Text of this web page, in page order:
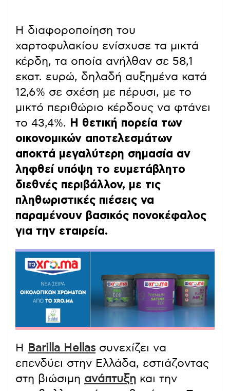
Η διαφοροποίηση του
χαρτοφυλακίου ενίσχυσε τα μικτά
κέρδη, τα οποία ανήλθαν σε 58,1
εκατ. ευρώ, δηλαδή αυξημένα κατά
12,6% σε σχέση με πέρυσι, με το
μικτό περιθώριο κέρδους να φτάνει
το 43,4%.
Η θετική πορεία των
οικονομικών αποτελεσμάτων
αποκτά μεγαλύτερη σημασία αν
ληφθεί υπόψη το ευμετάβλητο
διεθνές περιβάλλον, με τις
πληθωριστικές πιέσεις να
παραμένουν βασικός πονοκέφαλος
για την εταιρεία.
Η Barilla Hellas συνεχίζει να
επενδύει στην Ελλάδα, εστιάζοντας
στη βιώσιμη ανάπτυξη και την